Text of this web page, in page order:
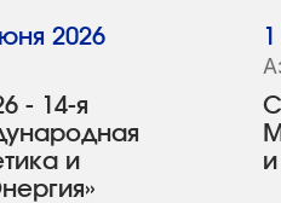
- 14-я
и
2026